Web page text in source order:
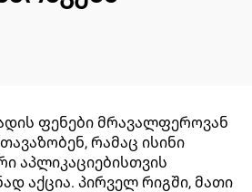
ფენები მრავალფეროვან
რამაც ისინი
აპლიკაციებისთვის
აქცია. პირველ რიგში, მათი